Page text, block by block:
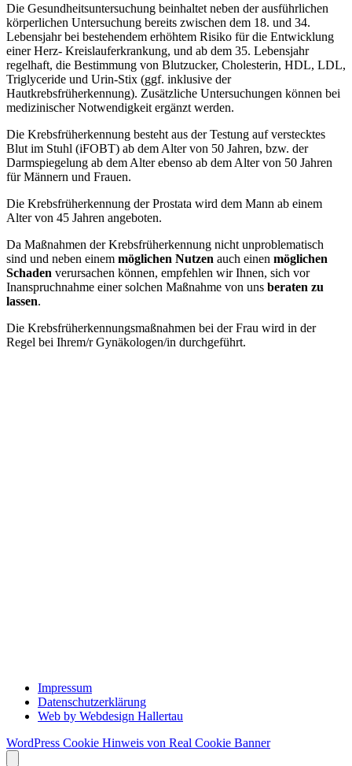
Die Gesundheitsuntersuchung beinhaltet neben der ausführlichen
körperlichen Untersuchung bereits zwischen dem 18. und 34.
Lebensjahr bei bestehendem erhöhtem Risiko für die Entwicklung
einer Herz- Kreislauferkrankung, und ab dem 35. Lebensjahr
regelhaft, die Bestimmung von Blutzucker, Cholesterin, HDL, LDL,
Triglyceride und Urin-Stix (ggf. inklusive der
Hautkrebsfrüherkennung). Zusätzliche Untersuchungen können bei
medizinischer Notwendigkeit ergänzt werden.
Die Krebsfrüherkennung besteht aus der Testung auf verstecktes
Blut im Stuhl (iFOBT) ab dem Alter von 50 Jahren, bzw. der
Darmspiegelung ab dem Alter ebenso ab dem Alter von 50 Jahren
für Männern und Frauen.
Die Krebsfrüherkennung der Prostata wird dem Mann ab einem
Alter von 45 Jahren angeboten.
Da Maßnahmen der Krebsfrüherkennung nicht unproblematisch
sind und neben einem möglichen Nutzen auch einen möglichen
Schaden verursachen können, empfehlen wir Ihnen, sich vor
Inanspruchnahme einer solchen Maßnahme von uns beraten zu
lassen.
Die Krebsfrüherkennungsmaßnahmen bei der Frau wird in der
Regel bei Ihrem/r Gynäkologen/in durchgeführt.
Impressum
Datenschutzerklärung
Web by Webdesign Hallertau
WordPress Cookie Hinweis von Real Cookie Banner